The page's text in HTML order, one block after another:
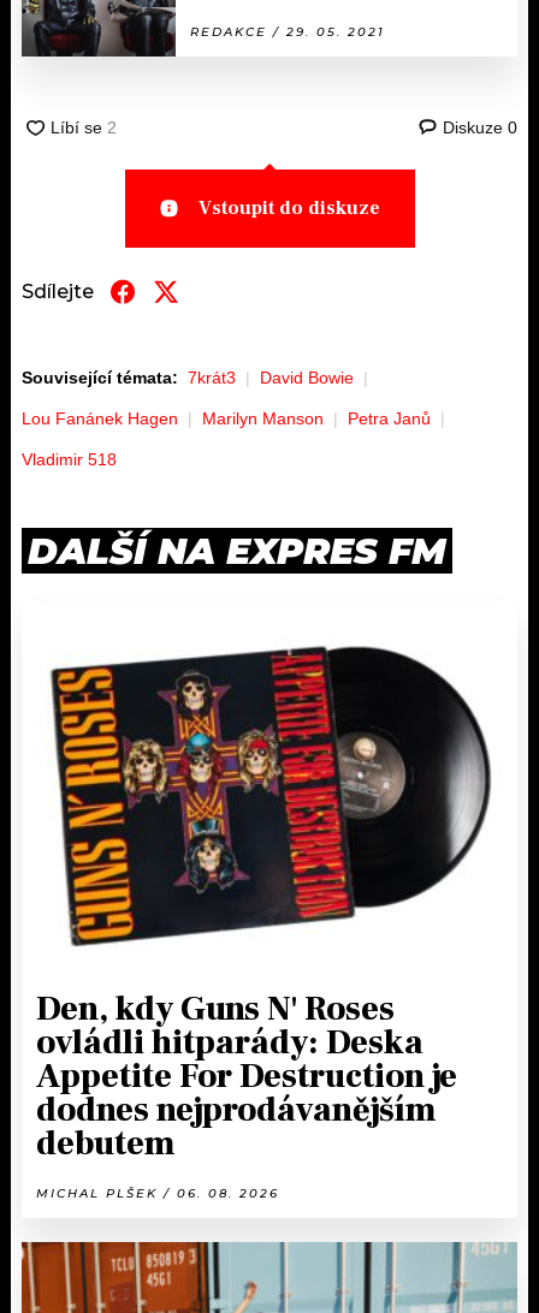
REDAKCE / 29. 05. 2021
Diskuze 0
Vstoupit do diskuze
Sdílejte
Související témata: 7krát3 David Bowie
Lou Fanánek Hagen Marilyn Manson Petra Janů
Vladimir 518
DALŠÍ NA EXPRES FM
Den, kdy Guns N' Roses
ovládli hitparády: Deska
Appetite For Destruction je
dodnes nejprodávanějším
debutem
MICHAL PLŠEK / 06. 08. 2026